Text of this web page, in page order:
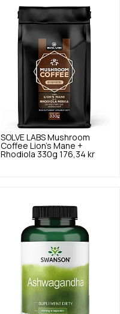
SOLVE LABS Mushroom
Coffee Lion's Mane +
Rhodiola 330g 176,34 kr